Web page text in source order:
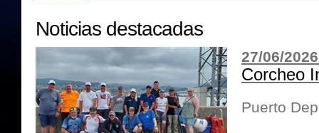
Noticias destacadas
27/06/
Corcheo
Puerto